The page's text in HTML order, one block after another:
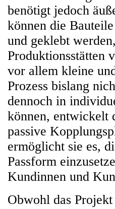
benötigt jedoch
können die
und geklebt
Produktionsstätten
vor allem kleine
Prozess bislang
dennoch in
können, entwickelt
passive
ermöglicht sie es,
Passform
Kundinnen und
Obwohl das